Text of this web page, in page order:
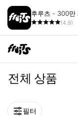
후루츠 - 300만
(4.9)
전체 상품
필터